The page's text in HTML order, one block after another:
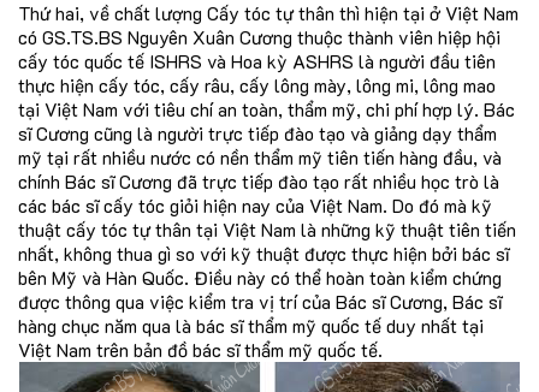
Thứ hai, về chất lượng Cấy tóc tự thân thì hiện tại ở Việt Nam
có GS.TS.BS Nguyên Xuân Cương thuộc thành viên hiệp hội
cấy tóc quốc tế ISHRS và Hoa kỳ ASHRS là người đầu tiên
thực hiện cấy tóc, cấy râu, cấy lông mày, lông mi, lông mao
tại Việt Nam với tiêu chí an toàn, thẩm mỹ, chi phí hợp lý. Bác
sĩ Cương cũng là người trực tiếp đào tạo và giảng dạy thẩm
mỹ tại rất nhiều nước có nền thẩm mỹ tiên tiến hàng đầu, và
chính Bác sĩ Cương đã trực tiếp đào tạo rất nhiều học trò là
các bác sĩ cấy tóc giỏi hiện nay của Việt Nam. Do đó mà kỹ
thuật cấy tóc tự thân tại Việt Nam là những kỹ thuật tiên tiến
nhất, không thua gì so với kỹ thuật được thực hiện bởi bác sĩ
bên Mỹ và Hàn Quốc. Điều này có thể hoàn toàn kiểm chứng
được thông qua việc kiểm tra vị trí của Bác sĩ Cương, Bác sĩ
hàng chục năm qua là bác sĩ thẩm mỹ quốc tế duy nhất tại
Việt Nam trên bản đồ bác sĩ thẩm mỹ quốc tế.